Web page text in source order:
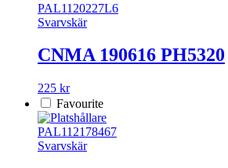
PAL1120227L6
Svarvskär
CNMA 190616 PH5320
225 kr
Favourite
PAL112178467
Svarvskär